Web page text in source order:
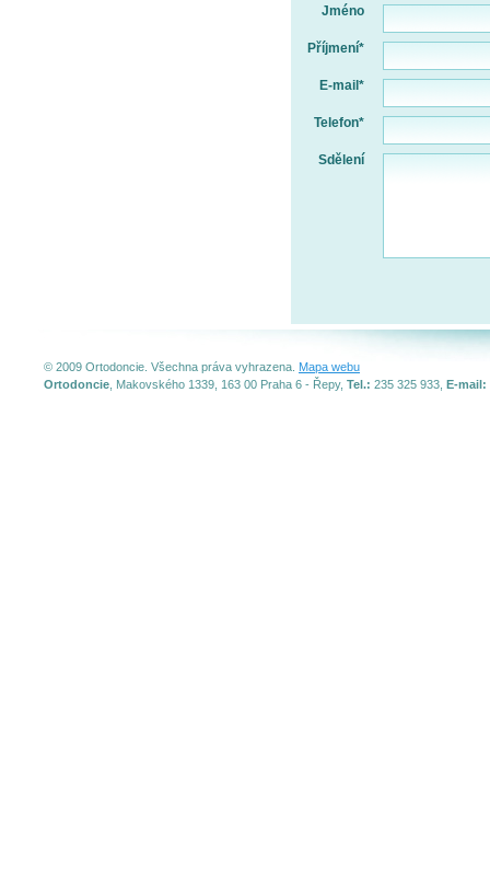
Jméno
Příjmení*
E-mail*
Telefon*
Sdělení
© 2009 Ortodoncie. Všechna práva vyhrazena. Mapa webu
Ortodoncie , Makovského 1339, 163 00 Praha 6 - Řepy, Tel.: 235 325 933, E-mail: